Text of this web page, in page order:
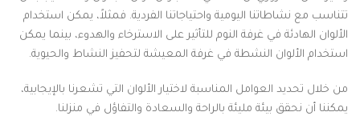
تتناسب مع نشاطاتنا اليومية واحتياجاتنا الفردية. فمثلاً، يمكن استخدام
الألوان الهادئة في غرفة النوم للتأثير على الاسترخاء والهدوء، بينما يمكن
استخدام الألوان النشطة في غرفة المعيشة لتحفيز النشاط والحيوية.
من خلال تحديد العوامل المناسبة لاختيار الألوان التي تشعرنا بالإيجابية،
يمكننا أن نحقق بيئة مليئة بالراحة والسعادة والتفاؤل في منزلنا.